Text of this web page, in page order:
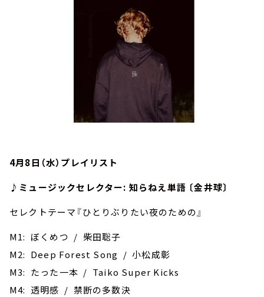
4月8日（水）プレイリスト
♪ミュージックセレクター: 知らねえ単語 〔金井球〕
セレクトテーマ『ひとりぶりたい夜のための』
M1: ぼくめつ / 柴田聡子
M2: Deep Forest Song / 小松成彰
M3: たった一本 / Taiko Super Kicks
M4: 透明感 / 禁断の多数決